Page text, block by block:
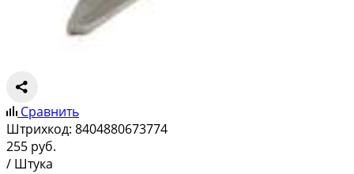
Сравнить
Штрихкод: 8404880673774
255 руб.
/ Штука